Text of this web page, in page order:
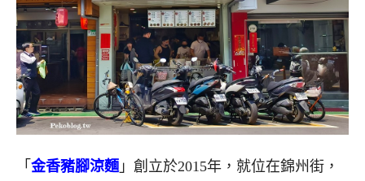
「 金香豬腳涼麵 」創立於2015年，就位在錦州街，